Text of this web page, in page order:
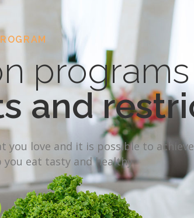
programs
and
you love and it is possible to
eat tasty and healthy